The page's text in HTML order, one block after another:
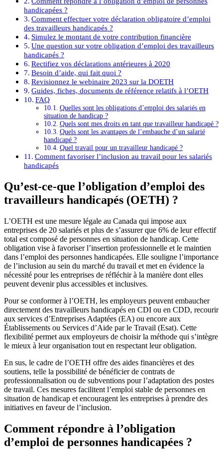
handicapées ?
Comment effectuer votre déclaration obligatoire d’emploi
des travailleurs handicapés ?
Simulez le montant de votre contribution financière
Une question sur votre obligation d’emploi des travailleurs
handicapés ?
Rectifiez vos déclarations antérieures à 2020
Besoin d’aide, qui fait quoi ?
Revisionnez le webinaire 2023 sur la DOETH
Guides, fiches, documents de référence relatifs à l’OETH
FAQ
Quelles sont les obligations d’emploi des salariés en
situation de handicap ?
Quels sont mes droits en tant que travailleur handicapé ?
Quels sont les avantages de l’embauche d’un salarié
handicapé ?
Quel travail pour un travailleur handicapé ?
Comment favoriser l’inclusion au travail pour les salariés
handicapés
Qu’est-ce-que l’obligation d’emploi des
travailleurs handicapés (OETH) ?
L’OETH est une mesure légale au Canada qui impose aux
entreprises de 20 salariés et plus de s’assurer que 6% de leur effectif
total est composé de personnes en situation de handicap. Cette
obligation vise à favoriser l’insertion professionnelle et le maintien
dans l’emploi des personnes handicapées. Elle souligne l’importance
de l’inclusion au sein du marché du travail et met en évidence la
nécessité pour les entreprises de réfléchir à la manière dont elles
peuvent devenir plus accessibles et inclusives.
Pour se conformer à l’OETH, les employeurs peuvent embaucher
directement des travailleurs handicapés en CDI ou en CDD, recourir
aux services d’Entreprises Adaptées (EA) ou encore aux
Établissements ou Services d’Aide par le Travail (Esat). Cette
flexibilité permet aux employeurs de choisir la méthode qui s’intègre
le mieux à leur organisation tout en respectant leur obligation.
En sus, le cadre de l’OETH offre des aides financières et des
soutiens, telle la possibilité de bénéficier de contrats de
professionnalisation ou de subventions pour l’adaptation des postes
de travail. Ces mesures facilitent l’emploi stable de personnes en
situation de handicap et encouragent les entreprises à prendre des
initiatives en faveur de l’inclusion.
Comment répondre à l’obligation
d’emploi de personnes handicapées ?